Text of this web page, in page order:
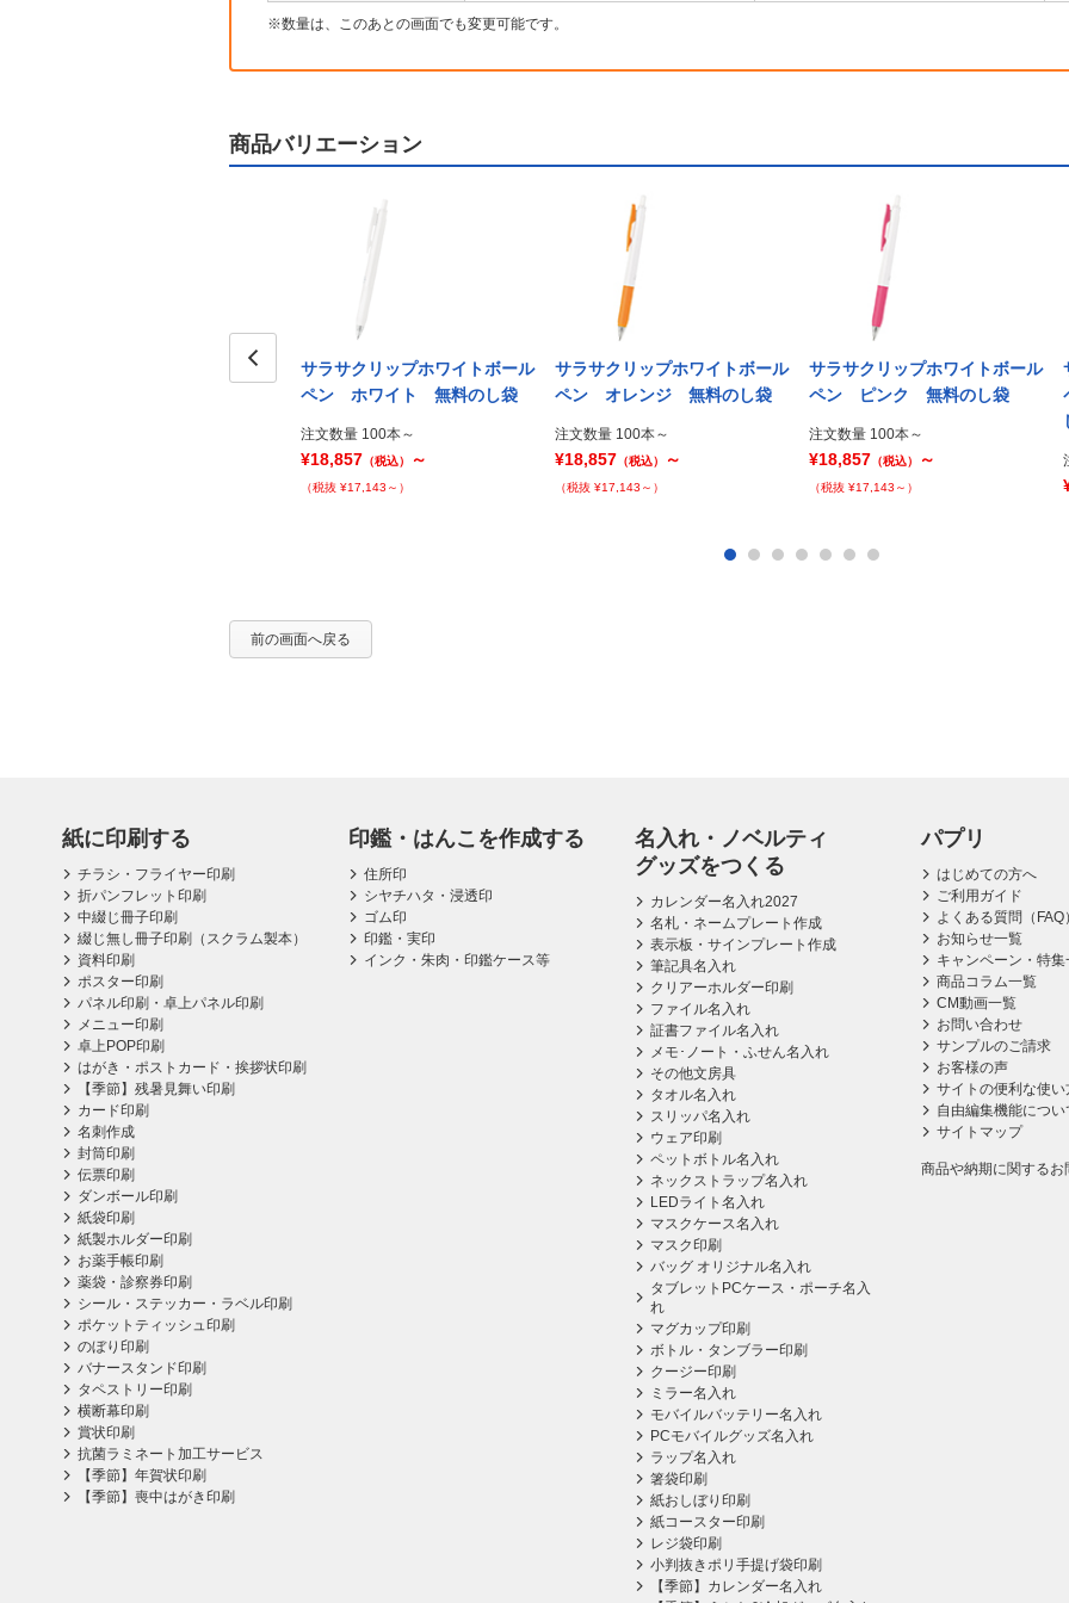
数量は、このあとの画面でも変更可能です。
商品バリエーション
サラサクリップブラックボール
サラサクリップホワイトボール
ペン ホワイト 無料のし袋
注文数量 100本～
¥18,857 （税込） ～
（税抜 ¥17,143～）
サラサクリップホワイトボール
ペン オレンジ 無料のし袋
注文数量 100本～
¥18,857 （税込） ～
（税抜 ¥17,143～）
サラサクリップホワイトボール
ペン ピンク 無料のし袋
注文数量 100本～
¥18,857 （税込） ～
（税抜 ¥17,143～）
前の画面へ戻る
紙に印刷する
チラシ・フライヤー印刷
折パンフレット印刷
中綴じ冊子印刷
綴じ無し冊子印刷（スクラム製本）
資料印刷
ポスター印刷
パネル印刷・卓上パネル印刷
メニュー印刷
卓上POP印刷
はがき・ポストカード・挨拶状印刷
【季節】残暑見舞い印刷
カード印刷
名刺作成
封筒印刷
伝票印刷
ダンボール印刷
紙袋印刷
紙製ホルダー印刷
お薬手帳印刷
薬袋・診察券印刷
シール・ステッカー・ラベル印刷
ポケットティッシュ印刷
のぼり印刷
バナースタンド印刷
タペストリー印刷
横断幕印刷
賞状印刷
抗菌ラミネート加工サービス
【季節】年賀状印刷
【季節】喪中はがき印刷
印鑑・はんこを作成する
住所印
シヤチハタ・浸透印
ゴム印
印鑑・実印
インク・朱肉・印鑑ケース等
名入れ・ノベルティ
グッズをつくる
カレンダー名入れ2027
名札・ネームプレート作成
表示板・サインプレート作成
筆記具名入れ
クリアーホルダー印刷
ファイル名入れ
証書ファイル名入れ
メモ･ノート・ふせん名入れ
その他文房具
タオル名入れ
スリッパ名入れ
ウェア印刷
ペットボトル名入れ
ネックストラップ名入れ
LEDライト名入れ
マスクケース名入れ
マスク印刷
バッグ オリジナル名入れ
タブレットPCケース・ポーチ名入
れ
マグカップ印刷
ボトル・タンブラー印刷
クージー印刷
ミラー名入れ
モバイルバッテリー名入れ
PCモバイルグッズ名入れ
ラップ名入れ
箸袋印刷
紙おしぼり印刷
紙コースター印刷
レジ袋印刷
小判抜きポリ手提げ袋印刷
【季節】カレンダー名入れ
パプリ
はじめての方へ
ご利用ガイド
よくある質問（FAQ
お知らせ一覧
キャンペーン・特集
商品コラム一覧
CM動画一覧
お問い合わせ
サンプルのご請求
お客様の声
サイトの便利な使い
自由編集機能につい
サイトマップ
商品や納期に関するお